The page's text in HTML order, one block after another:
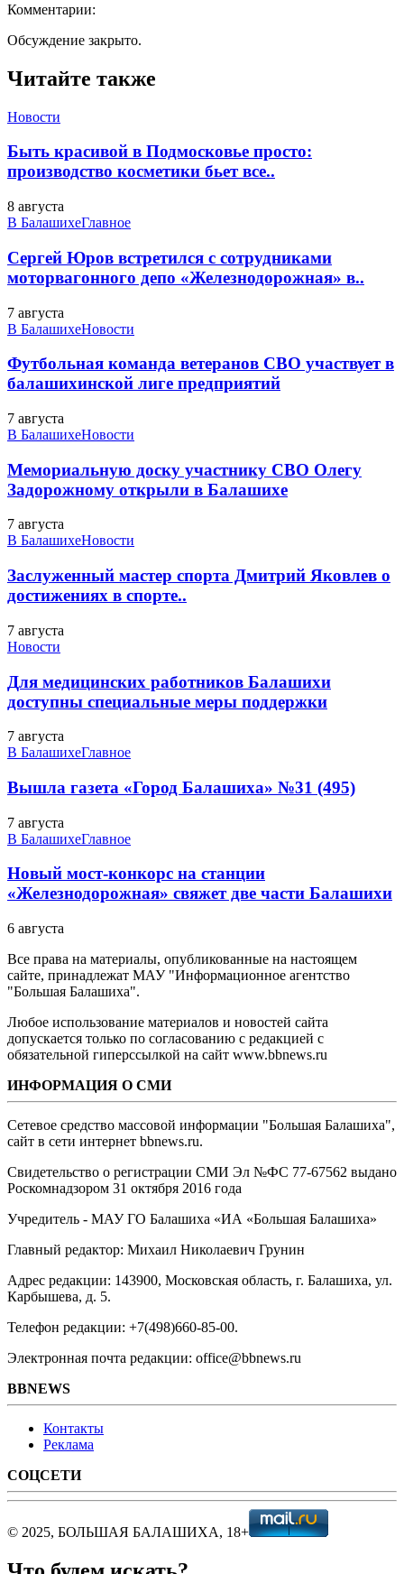
Комментарии:
Обсуждение закрыто.
Читайте также
Новости
Быть красивой в Подмосковье просто:
производство косметики бьет все..
8 августа
В БалашихеГлавное
Сергей Юров встретился с сотрудниками
моторвагонного депо «Железнодорожная» в..
7 августа
В БалашихеНовости
Футбольная команда ветеранов СВО участвует в
балашихинской лиге предприятий
7 августа
В БалашихеНовости
Мемориальную доску участнику СВО Олегу
Задорожному открыли в Балашихе
7 августа
В БалашихеНовости
Заслуженный мастер спорта Дмитрий Яковлев о
достижениях в спорте..
7 августа
Новости
Для медицинских работников Балашихи
доступны специальные меры поддержки
7 августа
В БалашихеГлавное
Вышла газета «Город Балашиха» №31 (495)
7 августа
В БалашихеГлавное
Новый мост-конкорс на станции
«Железнодорожная» свяжет две части Балашихи
6 августа
Все права на материалы, опубликованные на настоящем
сайте, принадлежат МАУ "Информационное агентство
"Большая Балашиха".
Любое использование материалов и новостей сайта
допускается только по согласованию с редакцией с
обязательной гиперссылкой на сайт www.bbnews.ru
ИНФОРМАЦИЯ О СМИ
Сетевое средство массовой информации "Большая Балашиха",
сайт в сети интернет bbnews.ru.
Свидетельство о регистрации СМИ Эл №ФС ‎77-67562 выдано
Роскомнадзором 31 октября 2016 года
Учредитель - МАУ ГО Балашиха «ИА «Большая Балашиха»
Главный редактор: Михаил Николаевич Грунин
Адрес редакции: 143900, Московская область, г. Балашиха, ул.
Карбышева, д. 5.
Телефон редакции: +7(498)660-85-00.
Электронная почта редакции: office@bbnews.ru
BBNEWS
Контакты
Реклама
СОЦСЕТИ
© 2025, БОЛЬШАЯ БАЛАШИХА, 18+